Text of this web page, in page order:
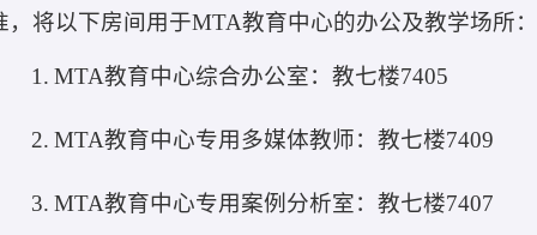
，将以下房间用于MTA教育中心的办公及教学场所：
1. MTA教育中心综合办公室：教七楼7405
2. MTA教育中心专用多媒体教师：教七楼7409
3. MTA教育中心专用案例分析室：教七楼7407